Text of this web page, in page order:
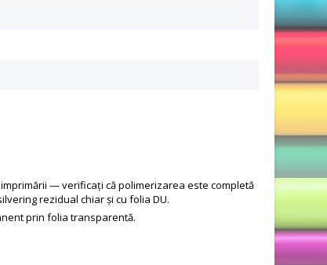
— verificați că polimerizarea este completă
rezidual chiar și cu folia DU.
prin folia transparentă.